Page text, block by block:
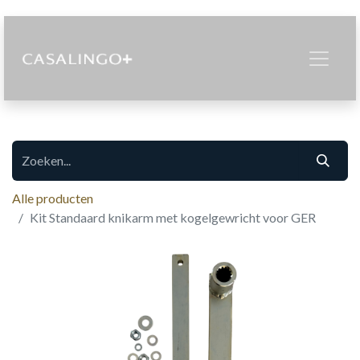
Alle producten
Kit Standaard knikarm met kogelgewricht voor GER